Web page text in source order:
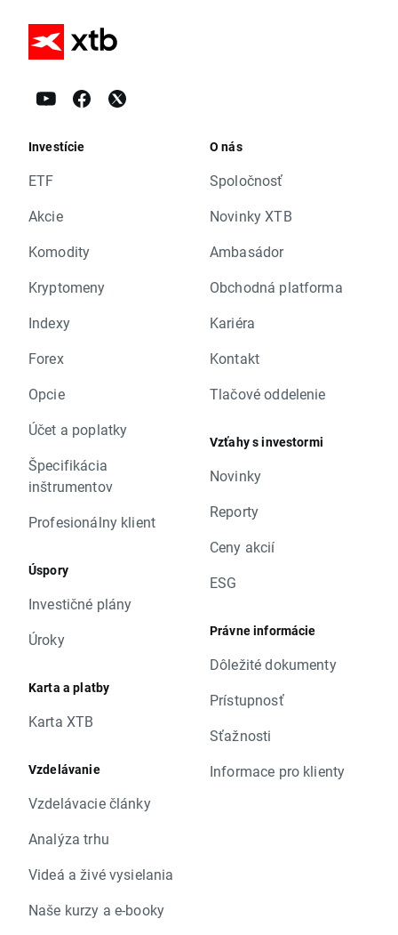
Investície
ETF
Akcie
Komodity
Kryptomeny
Indexy
Forex
Opcie
Účet a poplatky
Špecifikácia
inštrumentov
Profesionálny klient
Úspory
Investičné plány
Úroky
Karta a platby
Karta XTB
Vzdelávanie
Vzdelávacie články
Analýza trhu
Videá a živé vysielania
Naše kurzy a e-booky
O nás
Spoločnosť
Novinky XTB
Ambasádor
Obchodná platforma
Kariéra
Kontakt
Tlačové oddelenie
Vzťahy s investormi
Novinky
Reporty
Ceny akcií
ESG
Právne informácie
Dôležité dokumenty
Prístupnosť
Sťažnosti
Informace pro klienty